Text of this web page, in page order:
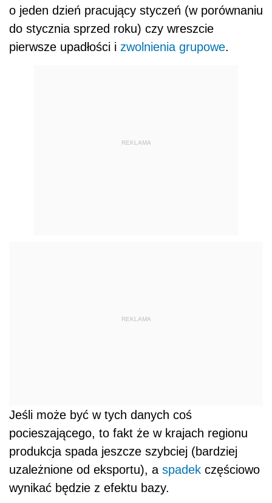
o jeden dzień pracujący styczeń (w porównaniu
do stycznia sprzed roku) czy wreszcie
pierwsze upadłości i zwolnienia grupowe.
REKLAMA
REKLAMA
Jeśli może być w tych danych coś
pocieszającego, to fakt że w krajach regionu
produkcja spada jeszcze szybciej (bardziej
uzależnione od eksportu), a spadek częściowo
wynikać będzie z efektu bazy.